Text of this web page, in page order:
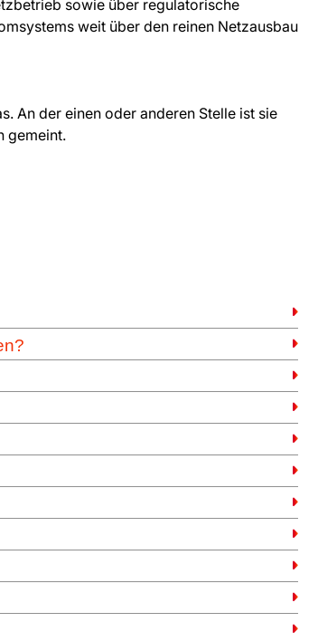
sowie über regulatorische
weit über den reinen Netzausbau
An der einen oder anderen Stelle ist sie
gemeint.